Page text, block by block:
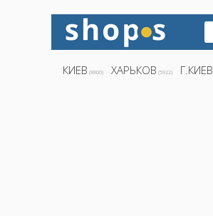
КИЕВ (8800) ХАРЬКОВ (5922) Г.КИЕВ